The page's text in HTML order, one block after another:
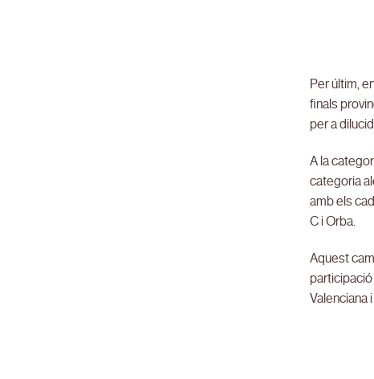
Per últim,
finals
per a
A la
categoria
amb els
C i Orba.
Aquest
Valenciana